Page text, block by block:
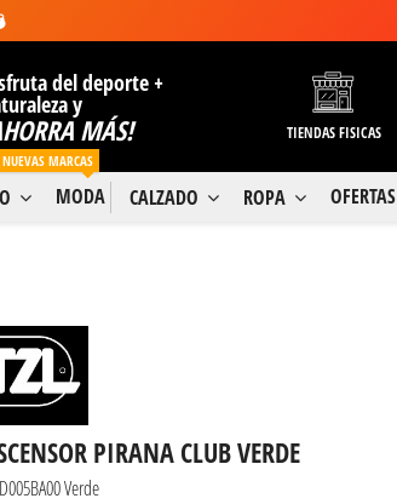
del deporte +
y
MÁS! TIENDAS FISICAS
MODA
NUEVAS MARCAS
CALZADO ROPA OFERTAS
PIRANA CLUB VERDE
Verde